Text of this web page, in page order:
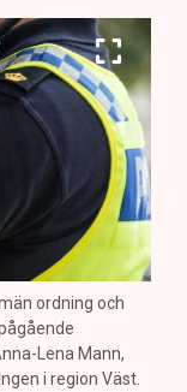
ordning och
Lena Mann,
i region Väst.